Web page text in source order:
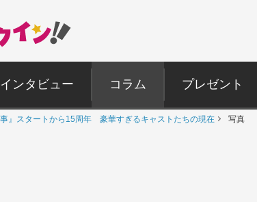
インタビュー コラム プレゼント
』スタートから15周年 豪華すぎるキャストたちの現在 写真